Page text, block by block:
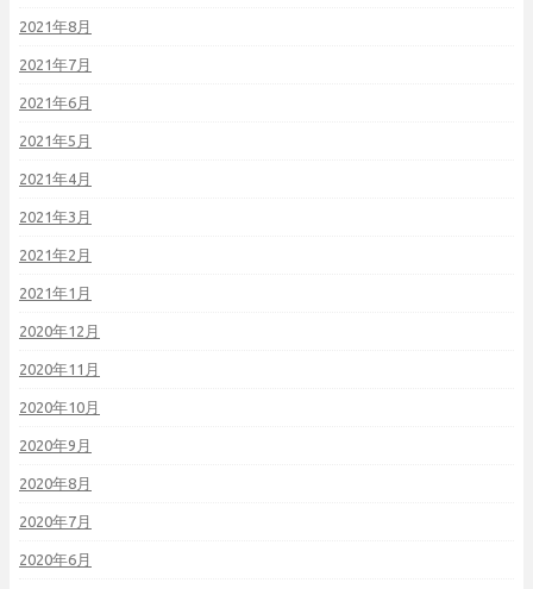
2021年8月
2021年7月
2021年6月
2021年5月
2021年4月
2021年3月
2021年2月
2021年1月
2020年12月
2020年11月
2020年10月
2020年9月
2020年8月
2020年7月
2020年6月